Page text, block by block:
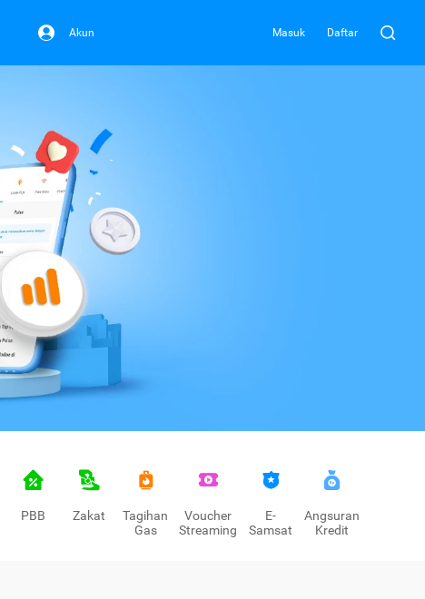
Akun Masuk Daftar
PBB Zakat
Tagihan
Gas
Voucher
Streaming
E-
Samsat
Angsuran
Kredit